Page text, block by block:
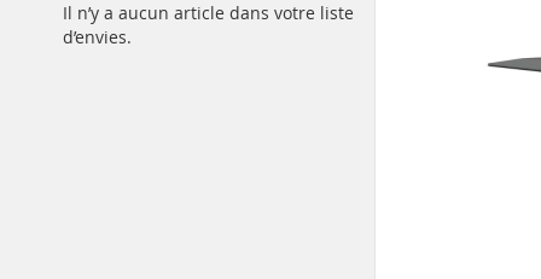
Il n’y a aucun article dans votre liste
d’envies.